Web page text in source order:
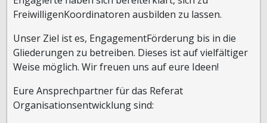
FreiwilligenKoordinatoren ausbilden zu lassen.
Unser Ziel ist es, EngagementFörderung bis in die
Gliederungen zu betreiben. Dieses ist auf vielfältiger
Weise möglich. Wir freuen uns auf eure Ideen!
Eure Ansprechpartner für das Referat
Organisationsentwicklung sind: